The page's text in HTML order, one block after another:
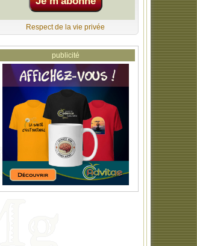
Respect de la vie privée
publicité